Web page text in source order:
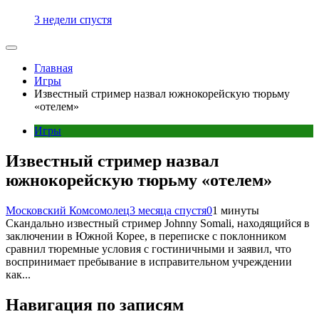
3 недели спустя
Главная
Игры
Известный стример назвал южнокорейскую тюрьму
«отелем»
Игры
Известный стример назвал
южнокорейскую тюрьму «отелем»
Московский Комсомолец3 месяца спустя01 минуты
Скандально известный стример Johnny Somali, находящийся в
заключении в Южной Корее, в переписке с поклонником
сравнил тюремные условия с гостиничными и заявил, что
воспринимает пребывание в исправительном учреждении
как...
Навигация по записям